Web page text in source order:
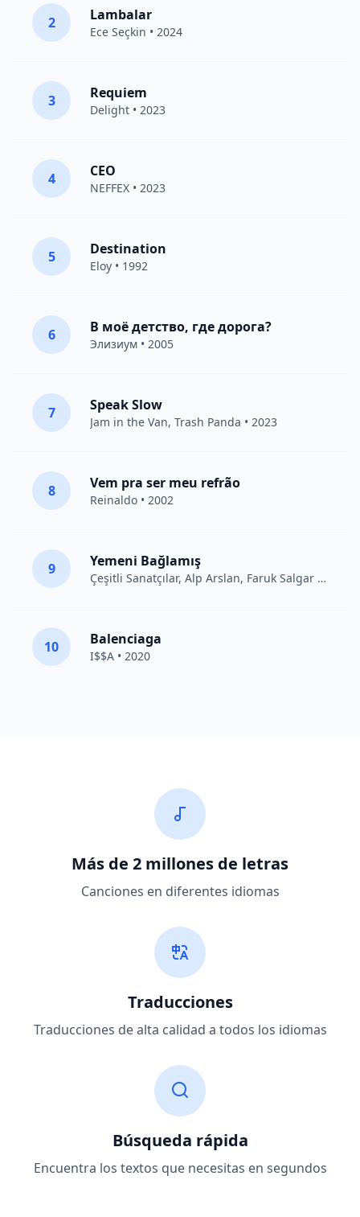
2 Lambalar
Ece Seçkin • 2024
3 Requiem
Delight • 2023
4 CEO
NEFFEX • 2023
5 Destination
Eloy • 1992
6 В моё детство, где дорога?
Элизиум • 2005
7 Speak Slow
Jam in the Van, Trash Panda • 2023
8 Vem pra ser meu refrão
Reinaldo • 2002
9 Yemeni Bağlamış
Çeşitli Sanatçılar, Alp Arslan, Faruk Salgar • 2012
10 Balenciaga
I$$A • 2020
Más de 2 millones de letras
Canciones en diferentes idiomas
Traducciones
Traducciones de alta calidad a todos los idiomas
Búsqueda rápida
Encuentra los textos que necesitas en segundos